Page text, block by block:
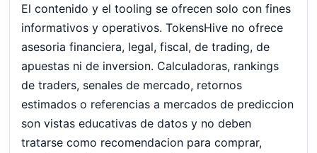
El contenido y el tooling se ofrecen solo con fines
informativos y operativos. TokensHive no ofrece
asesoria financiera, legal, fiscal, de trading, de
apuestas ni de inversion. Calculadoras, rankings
de traders, senales de mercado, retornos
estimados o referencias a mercados de prediccion
son vistas educativas de datos y no deben
tratarse como recomendacion para comprar,